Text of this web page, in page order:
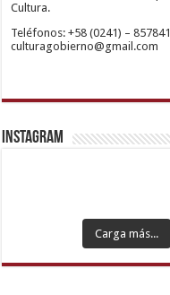
Kadıköy
Ataşehir
Escort
Escort
Escort
Kurtköy
Escort
Cultura.
Teléfonos: +58 (0241) –
culturagobierno@gmail.com
Instagram
Carga más...